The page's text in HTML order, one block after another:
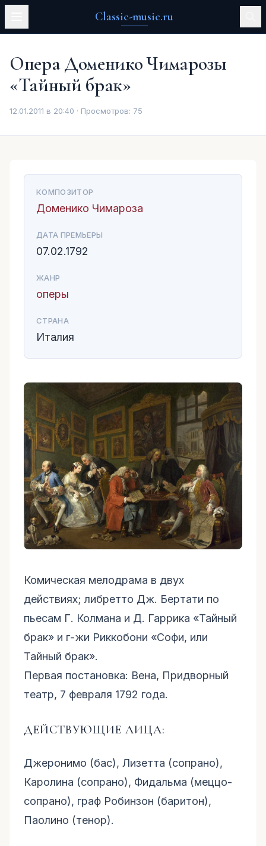
Classic-music.ru
Опера Доменико Чимарозы
«Тайный брак»
12.01.2011 в 20:40 · Просмотров: 75
КОМПОЗИТОР
Доменико Чимароза
ДАТА ПРЕМЬЕРЫ
07.02.1792
ЖАНР
оперы
СТРАНА
Италия
Комическая мелодрама в двух
действиях; либретто Дж. Бертати по
пьесам Г. Колмана и Д. Гаррика «Тайный
брак» и г-жи Риккобони «Софи, или
Тайный брак».
Первая постановка: Вена, Придворный
театр, 7 февраля 1792 года.
ДЕЙСТВУЮЩИЕ ЛИЦА:
Джеронимо (бас), Лизетта (сопрано),
Каролина (сопрано), Фидальма (меццо-
сопрано), граф Робинзон (баритон),
Паолино (тенор).